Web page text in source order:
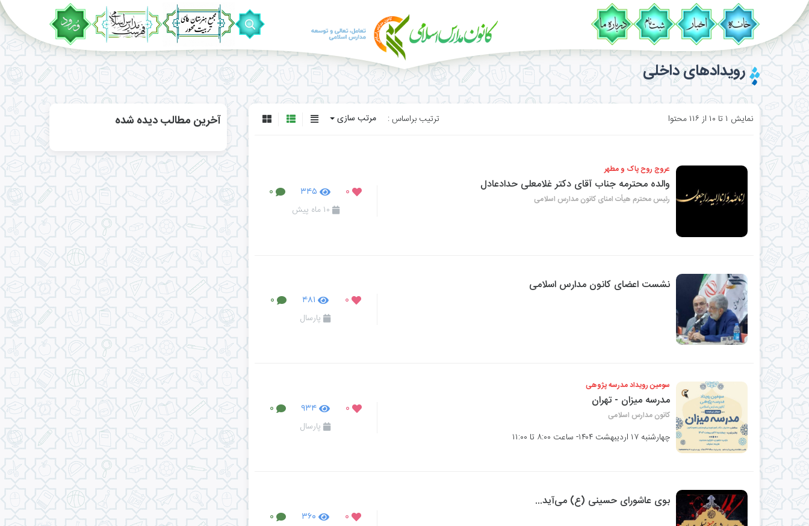
رویدادهای داخلی
نمایش ۱ تا ۱۰ از ۱۱۶ محتوا ترتیب براساس : مرتب سازی
عروج روح پاک و مطهر
والده محترمه جناب آقای دکتر غلامعلی حدادعادل
رئیس محترم هیأت امنای کانون مدارس اسلامی
۰ ۳۴۵ ۰
۱۰ ماه پیش
نشست اعضای کانون مدارس اسلامی
۰ ۴۸۱ ۰
پارسال
سومین رویداد مدرسه پژوهی
مدرسه میزان - تهران
کانون مدارس اسلامی
چهارشنبه ۱۷ اردیبهشت ۱۴۰۴- ساعت ۸:۰۰ تا ۱۱:۰۰
۰ ۹۳۴ ۰
پارسال
بوی عاشورای حسینی (ع) می‌آید...
۰ ۳۶۰ ۰
آخرین مطالب دیده شده